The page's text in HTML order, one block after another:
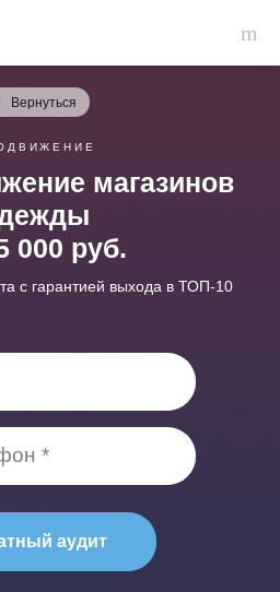
Вернуться
магазинов
000 руб.
с гарантией выхода в ТОП-10